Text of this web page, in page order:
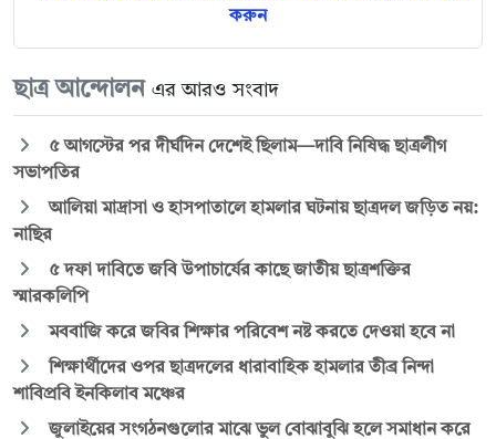
করুন
ছাত্র আন্দোলন এর আরও সংবাদ
৫ আগস্টের পর দীর্ঘদিন দেশেই ছিলাম—দাবি নিষিদ্ধ ছাত্রলীগ
সভাপতির
আলিয়া মাদ্রাসা ও হাসপাতালে হামলার ঘটনায় ছাত্রদল জড়িত নয়:
নাছির
৫ দফা দাবিতে জবি উপাচার্যের কাছে জাতীয় ছাত্রশক্তির
স্মারকলিপি
মববাজি করে জবির শিক্ষার পরিবেশ নষ্ট করতে দেওয়া হবে না
শিক্ষার্থীদের ওপর ছাত্রদলের ধারাবাহিক হামলার তীব্র নিন্দা
শাবিপ্রবি ইনকিলাব মঞ্চের
জুলাইয়ের সংগঠনগুলোর মাঝে ভুল বোঝাবুঝি হলে সমাধান করে